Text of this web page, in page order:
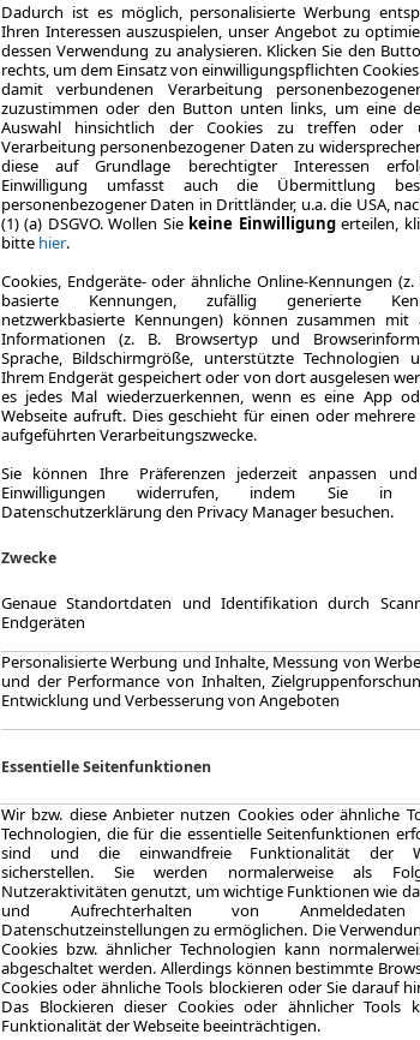
LEASING
Dadurch ist es möglich, personalisierte Werbung
Ihren Interessen auszuspielen, unser Angebot zu
dessen Verwendung zu analysieren. Klicken Sie den
rechts, um dem Einsatz von einwilligungspflichten
damit verbundenen Verarbeitung
zuzustimmen oder den Button unten links, um eine
Auswahl hinsichtlich der Cookies zu treffen oder
Verarbeitung personenbezogener Daten zu
diese auf Grundlage berechtigter Interessen
Einwilligung umfasst auch die Übermittlung
personenbezogener Daten in Drittländer, u.a. die USA,
(1) (a) DSGVO. Wollen Sie keine Einwilligungerteilen,
bitte hier.
Cookies, Endgeräte- oder ähnliche Online-Kennungen (z.
basierte Kennungen, zufällig generierte
netzwerkbasierte Kennungen) können zusammen mit
Informationen (z. B. Browsertyp und
Sprache, Bildschirmgröße, unterstützte Technologien
Ihrem Endgerät gespeichert oder von dort ausgelesen
es jedes Mal wiederzuerkennen, wenn es eine App
Webseite aufruft. Dies geschieht für einen oder
aufgeführten Verarbeitungszwecke.
Sie können Ihre Präferenzen jederzeit anpassen
Einwilligungen widerrufen, indem Sie in
Datenschutzerklärung den Privacy Manager besuchen.
Zwecke
Genaue Standortdaten und Identifikation durch
Endgeräten
Personalisierte Werbung und Inhalte, Messung von
und der Performance von Inhalten,
Entwicklung und Verbesserung von Angeboten
Essentielle Seitenfunktionen
Wir bzw. diese Anbieter nutzen Cookies oder ähnliche
Technologien, die für die essentielle Seitenfunktionen
sind und die einwandfreie Funktionalität der
sicherstellen. Sie werden normalerweise als
Nutzeraktivitäten genutzt, um wichtige Funktionen wie
und Aufrechterhalten von
Datenschutzeinstellungen zu ermöglichen. Die
Cookies bzw. ähnlicher Technologien kann
abgeschaltet werden. Allerdings können bestimmte
Cookies oder ähnliche Tools blockieren oder Sie darauf
Das Blockieren dieser Cookies oder ähnlicher Tools
Funktionalität der Webseite beeinträchtigen.